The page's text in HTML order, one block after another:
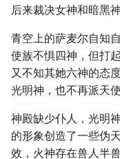
后来裁决女神和暗黑
青空上的萨麦尔自知
使族不惧四神，但打
又不知其她六神的态
光明神，也不再派天
神殿缺少仆人，光明
的形象创造了一些伪
效，火神存在兽人半